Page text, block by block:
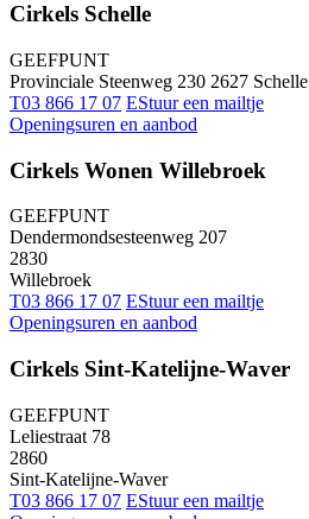
Cirkels Schelle
GEEFPUNT
Provinciale Steenweg 230 2627 Schelle
T03 866 17 07 EStuur een mailtje
Openingsuren en aanbod
Cirkels Wonen Willebroek
GEEFPUNT
Dendermondsesteenweg 207
2830
Willebroek
T03 866 17 07 EStuur een mailtje
Openingsuren en aanbod
Cirkels Sint-Katelijne-Waver
GEEFPUNT
Leliestraat 78
2860
Sint-Katelijne-Waver
T03 866 17 07 EStuur een mailtje